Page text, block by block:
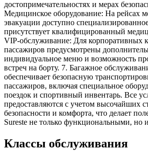
достопримечательностях и мерах
Медицинское оборудование: На рейсах
эвакуации доступно
присутствует квалифицированный
VIP-обслуживание: Для корпоративных
пассажиров предусмотрены
индивидуальное меню и возможность
встреч на борту. 7. Багажное
обеспечивает безопасную
пассажиров, включая специальное
поездок и спортивный инвентарь. Все
предоставляются с учетом высочайших
безопасности и комфорта, что делает
Sureste не только функциональными, но
Классы обслуживания